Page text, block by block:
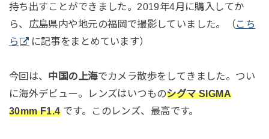
持ち出すことができました。2019年4月に購入してか
ら、広島県内や地元の福岡で撮影していました。（こち
ら
に記事をまとめています）
今回は、 中国の上海でカメラ散歩をしてきました。つい
に海外デビュー。レンズはいつものシグマ SIGMA
30mm F1.4 です。このレンズ、最高です。